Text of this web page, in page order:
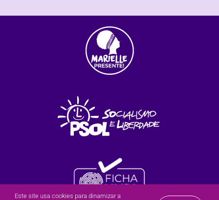
Este site usa cookies para dinamizar a